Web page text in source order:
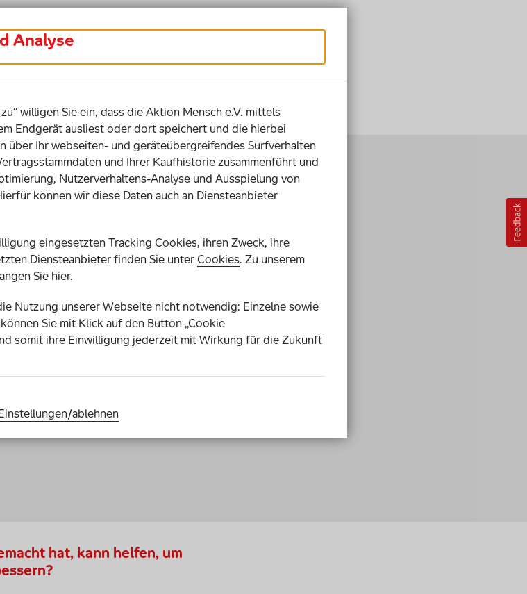
beiden gehörten?
jungen
mit
passt.
39%
dritten jungen
Mensch mit
hat, kann helfen, um
Analyse
willigen Sie ein, dass die Aktion Mensch e.V. mittels
Endgerät ausliest oder dort speichert und die hierbei
über Ihr webseiten- und geräteübergreifendes Surfverhalten
und Ihrer Kaufhistorie zusammenführt und
Nutzerverhaltens-Analyse und Ausspielung von
können wir diese Daten auch an Diensteanbieter
eingesetzten Tracking Cookies, ihren Zweck, ihre
Diensteanbieter finden Sie unterCookies. Zu unserem
Sie hier.
Nutzung unserer Webseite nicht notwendig: Einzelne sowie
Sie mit Klick auf den Button „Cookie
somit ihre Einwilligung jederzeit mit Wirkung für die Zukunft
­ablehnen